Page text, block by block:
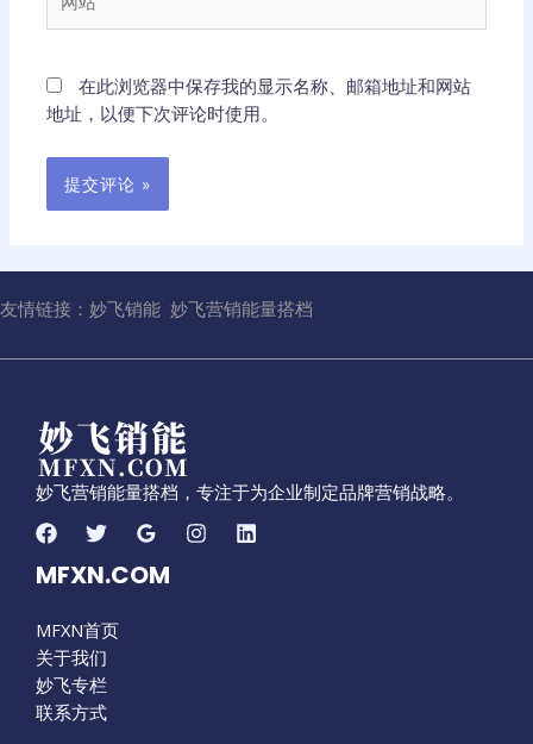
站
在此浏览器中保存我的显示名称、邮箱地址和网站
地址，以便下次评论时使用。
友情链接： 妙飞销能 妙飞营销能量搭档
妙飞营销能量搭档，专注于为企业制定品牌营销战略。
MFXN.COM
MFXN首页
关于我们
妙飞专栏
联系方式